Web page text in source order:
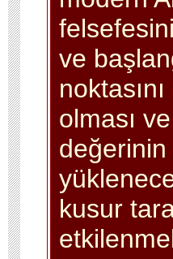
ve
olması
değerinin
kusur